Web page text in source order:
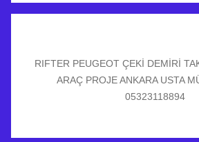
RIFTER PEUGEOT ÇEKİ DEMİRİ
ARAÇ PROJE ANKARA USTA
05323118894